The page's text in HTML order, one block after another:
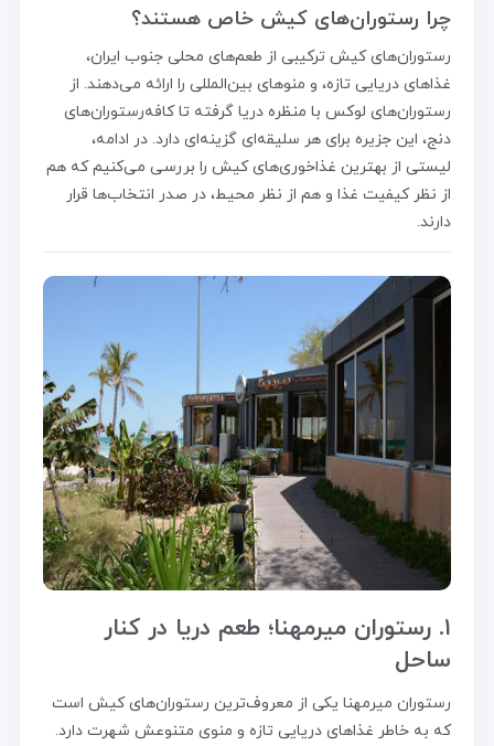
چرا رستوران‌های کیش خاص هستند؟
رستوران‌های کیش ترکیبی از طعم‌های محلی جنوب ایران،
غذاهای دریایی تازه، و منوهای بین‌المللی را ارائه می‌دهند. از
رستوران‌های لوکس با منظره دریا گرفته تا کافه‌رستوران‌های
دنج، این جزیره برای هر سلیقه‌ای گزینه‌ای دارد. در ادامه،
لیستی از بهترین غذاخوری‌های کیش را بررسی می‌کنیم که هم
از نظر کیفیت غذا و هم از نظر محیط، در صدر انتخاب‌ها قرار
دارند.
۱. رستوران میرمهنا؛ طعم دریا در کنار
ساحل
رستوران میرمهنا یکی از معروف‌ترین رستوران‌های کیش است
که به خاطر غذاهای دریایی تازه و منوی متنوعش شهرت دارد.